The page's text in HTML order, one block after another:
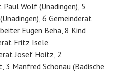
Paul Wolf (Unadingen), 5
6 Gemeinderat
Eugen Beha, 8 Kind
Fritz Isele
Josef Hoitz, 2
Manfred Schönau (Badische